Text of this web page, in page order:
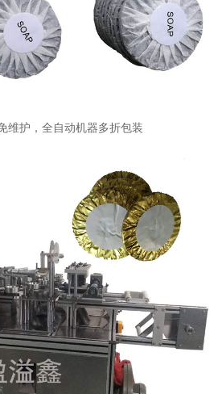
维护，全自动机器多折包装